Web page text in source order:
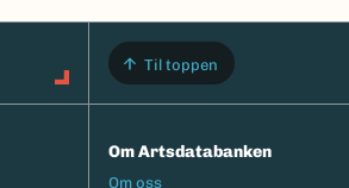
Til toppen
Om Artsdatabanken
Footermeny
Om oss